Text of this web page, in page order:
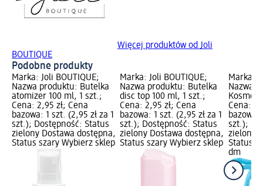
Więcej produktów od Joli
BOUTIQUE
Podobne produkty
Marka: Joli BOUTIQUE;
Nazwa produktu: Butelka
atomizer 100 ml, 1 szt.;
Cena: 2,95 zł; Cena
bazowa: 1 szt. (2,95 zł za 1
szt.); Dostępność: Status
zielony Dostawa dostępna,
Status szary Wybierz sklep
Marka: Joli BOUTIQUE;
Nazwa produktu: Butelka
disc top 100 ml, 1 szt.;
Cena: 2,95 zł; Cena
bazowa: 1 szt. (2,95 zł za 1
szt.); Dostępność: Status
zielony Dostawa dostępna,
Status szary Wybierz sklep
Marka:
Nazwa
Cena:
bazowa:
szt.);
zielony
Status
dm